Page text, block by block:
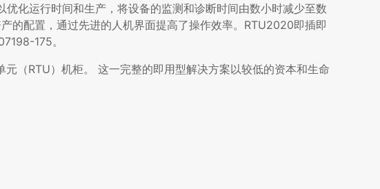
化运行时间和生产，将设备的监测和诊断时间由数小时减少至数
配置，通过先进的人机界面提高了操作效率。RTU2020即插即
175。
（RTU）机柜。 这一完整的即用型解决方案以较低的资本和生命